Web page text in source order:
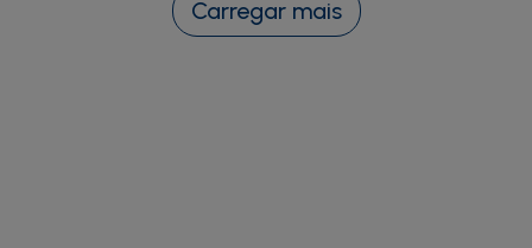
Carregar mais